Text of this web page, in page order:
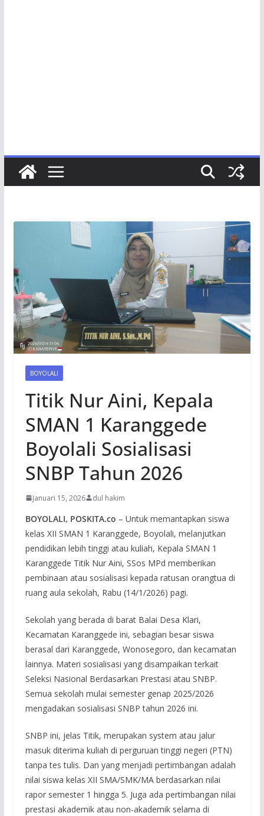
BOYOLALI
Titik Nur Aini, Kepala
SMAN 1 Karanggede
Boyolali Sosialisasi
SNBP Tahun 2026
Januari 15, 2026 dul hakim
BOYOLALI, POSKITA.co – Untuk memantapkan siswa
kelas XII SMAN 1 Karanggede, Boyolali, melanjutkan
pendidikan lebih tinggi atau kuliah, Kepala SMAN 1
Karanggede Titik Nur Aini, SSos MPd memberikan
pembinaan atau sosialisasi kepada ratusan orangtua di
ruang aula sekolah, Rabu (14/1/2026) pagi.
Sekolah yang berada di barat Balai Desa Klari,
Kecamatan Karanggede ini, sebagian besar siswa
berasal dari Karanggede, Wonosegoro, dan kecamatan
lainnya. Materi sosialisasi yang disampaikan terkait
Seleksi Nasional Berdasarkan Prestasi atau SNBP.
Semua sekolah mulai semester genap 2025/2026
mengadakan sosialisasi SNBP tahun 2026 ini.
SNBP ini, jelas Titik, merupakan system atau jalur
masuk diterima kuliah di perguruan tinggi negeri (PTN)
tanpa tes tulis. Dan yang menjadi pertimbangan adalah
nilai siswa kelas XII SMA/SMK/MA berdasarkan nilai
rapor semester 1 hingga 5. Juga ada pertimbangan nilai
prestasi akademik atau non-akademik selama di